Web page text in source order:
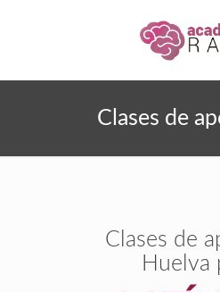
Clases de
Clases de
Huelva